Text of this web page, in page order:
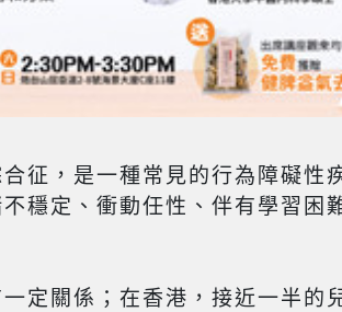
征，是一種常見的行為障礙性
穩定、衝動任性、伴有學習困
定關係；在香港，接近一半的